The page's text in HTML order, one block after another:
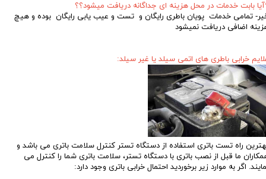
بابت خدمات در محل هزینه ای جداگانه دریافت میشود؟؟
تمامی خدمات پویان باطری رایگان و تست و عیب یابی رایگان بوده و هیچ
اضافی دریافت نمیشود
خرابی باطری های اتمی سیلد یا غیر سیلد:
راه تست باتری استفاده از دستگاه تستر کنترل سلامت باتری می باشد و
ما قبل از نصب باتری با دستگاه تستر، سلامت باتری شما را کنترل می
اگر به موارد زیر برخوردید احتمال خرابی باتری وجود دارد: